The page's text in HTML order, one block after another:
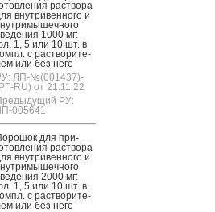
рас­тво­ра
внут­ри­вен­но­го и
1000 мг:
1, 5 или 10 шт. в
с рас­тво­рите­
или без не­го
ЛП-№(001437)-
RU) от 21.11.22
РУ:
005641
для при­
рас­тво­ра
внут­ри­вен­но­го и
2000 мг:
1, 5 или 10 шт. в
с рас­тво­рите­
или без не­го